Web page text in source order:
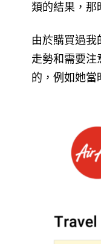
類的結果，那
由於購買過
走勢和需要注
的，例如她當